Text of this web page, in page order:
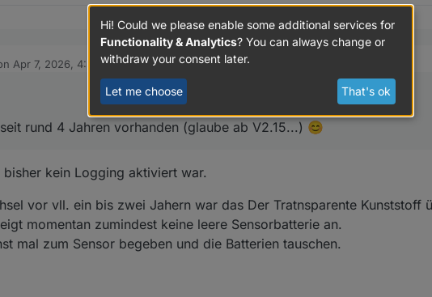
Überlegung wert die Funktion per Config de-/aktivierbar für alle mit ein zu bauen.
seit rund 4 Jahren vorhanden (glaube ab V2.15...)
der Start des Skriptes dort angezeigt, Ausführung des Mitternachtjobs, ggf. Fehler
gepusht ob das Skript noch "lebt".
noch hinzu wann ein Paket verworfen wurde.
:
Da sollte nichts stören und sukzessiver Datenverkehr ist da ebenfalls
Solarzelle blind?
Tagen und es herrscht Ruhe. Dürfte also vor dem WE noch released werden.
Apr 7, 2026, 4:33 PM
by
rund 4 Jahren vorhanden (glaube ab V2.15...) 😊
kein Logging aktiviert war.
vor vll. ein bis zwei Jahern war das Der Tratnsparente Kunststoff
momentan zumindest keine leere Sensorbatterie an.
mal zum Sensor begeben und die Batterien tauschen.
Hi! Could we please enable some additional services for
Functionality & Analytics? You can always change or
withdraw your consent later.
Let me choose That's ok